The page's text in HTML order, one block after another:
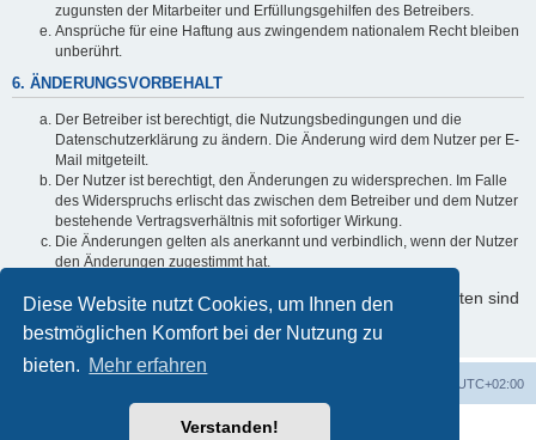
Diese Website nutzt Cookies, um Ihnen den
bestmöglichen Komfort bei der Nutzung zu
bieten. Mehr erfahren
Verstanden!
zugunsten der Mitarbeiter und Erfüllungsgehilfen des Betreibers.
Ansprüche für eine Haftung aus zwingendem nationalem Recht bleiben
unberührt.
6. ÄNDERUNGSVORBEHALT
Der Betreiber ist berechtigt, die Nutzungsbedingungen und die
Datenschutzerklärung zu ändern. Die Änderung wird dem Nutzer per E-
Mail mitgeteilt.
Der Nutzer ist berechtigt, den Änderungen zu widersprechen. Im Falle
des Widerspruchs erlischt das zwischen dem Betreiber und dem Nutzer
bestehende Vertragsverhältnis mit sofortiger Wirkung.
Die Änderungen gelten als anerkannt und verbindlich, wenn der Nutzer
den Änderungen zugestimmt hat.
Informationen über den Umgang mit Ihren persönlichen Daten sind
in der Datenschutzerklärung enthalten.
UTC+02:00
Powered byphpBB® Forum Software © phpBB Limited